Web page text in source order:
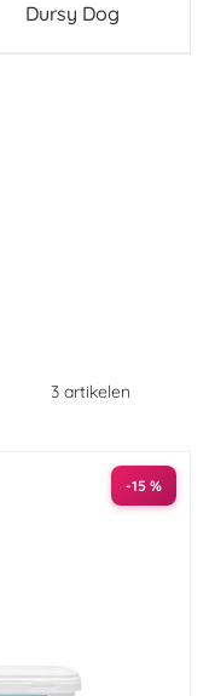
Dursy Dog
3 artikelen
-15 %